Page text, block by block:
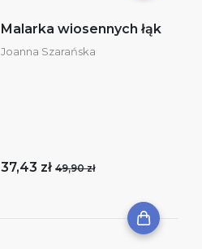
Malarka wiosennych łąk
Joanna Szarańska
37,43 zł 49,90 zł